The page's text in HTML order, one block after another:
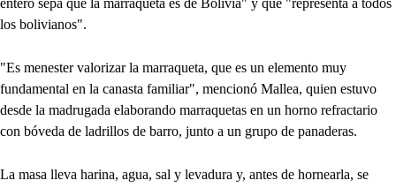
entero sepa que la marraqueta es de Bolivia" y que "representa a todos
los bolivianos".
"Es menester valorizar la marraqueta, que es un elemento muy
fundamental en la canasta familiar", mencionó Mallea, quien estuvo
desde la madrugada elaborando marraquetas en un horno refractario
con bóveda de ladrillos de barro, junto a un grupo de panaderas.
La masa lleva harina, agua, sal y levadura y, antes de hornearla, se